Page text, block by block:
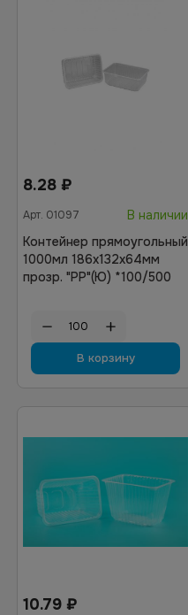
8.28 ₽
Арт. 01097
В наличии
Контейнер прямоугольный
1000мл 186х132х64мм
прозр. "РР"(Ю) *100/500
В корзину
10.79 ₽